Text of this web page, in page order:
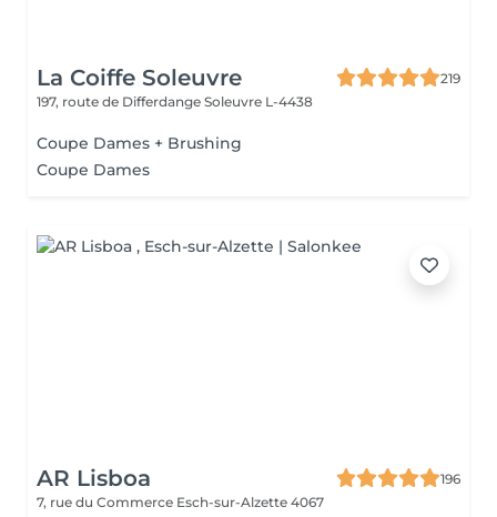
La Coiffe Soleuvre
219
197, route de Differdange Soleuvre L-4438
Coupe Dames + Brushing
Coupe Dames
AR Lisboa
196
7, rue du Commerce Esch-sur-Alzette 4067